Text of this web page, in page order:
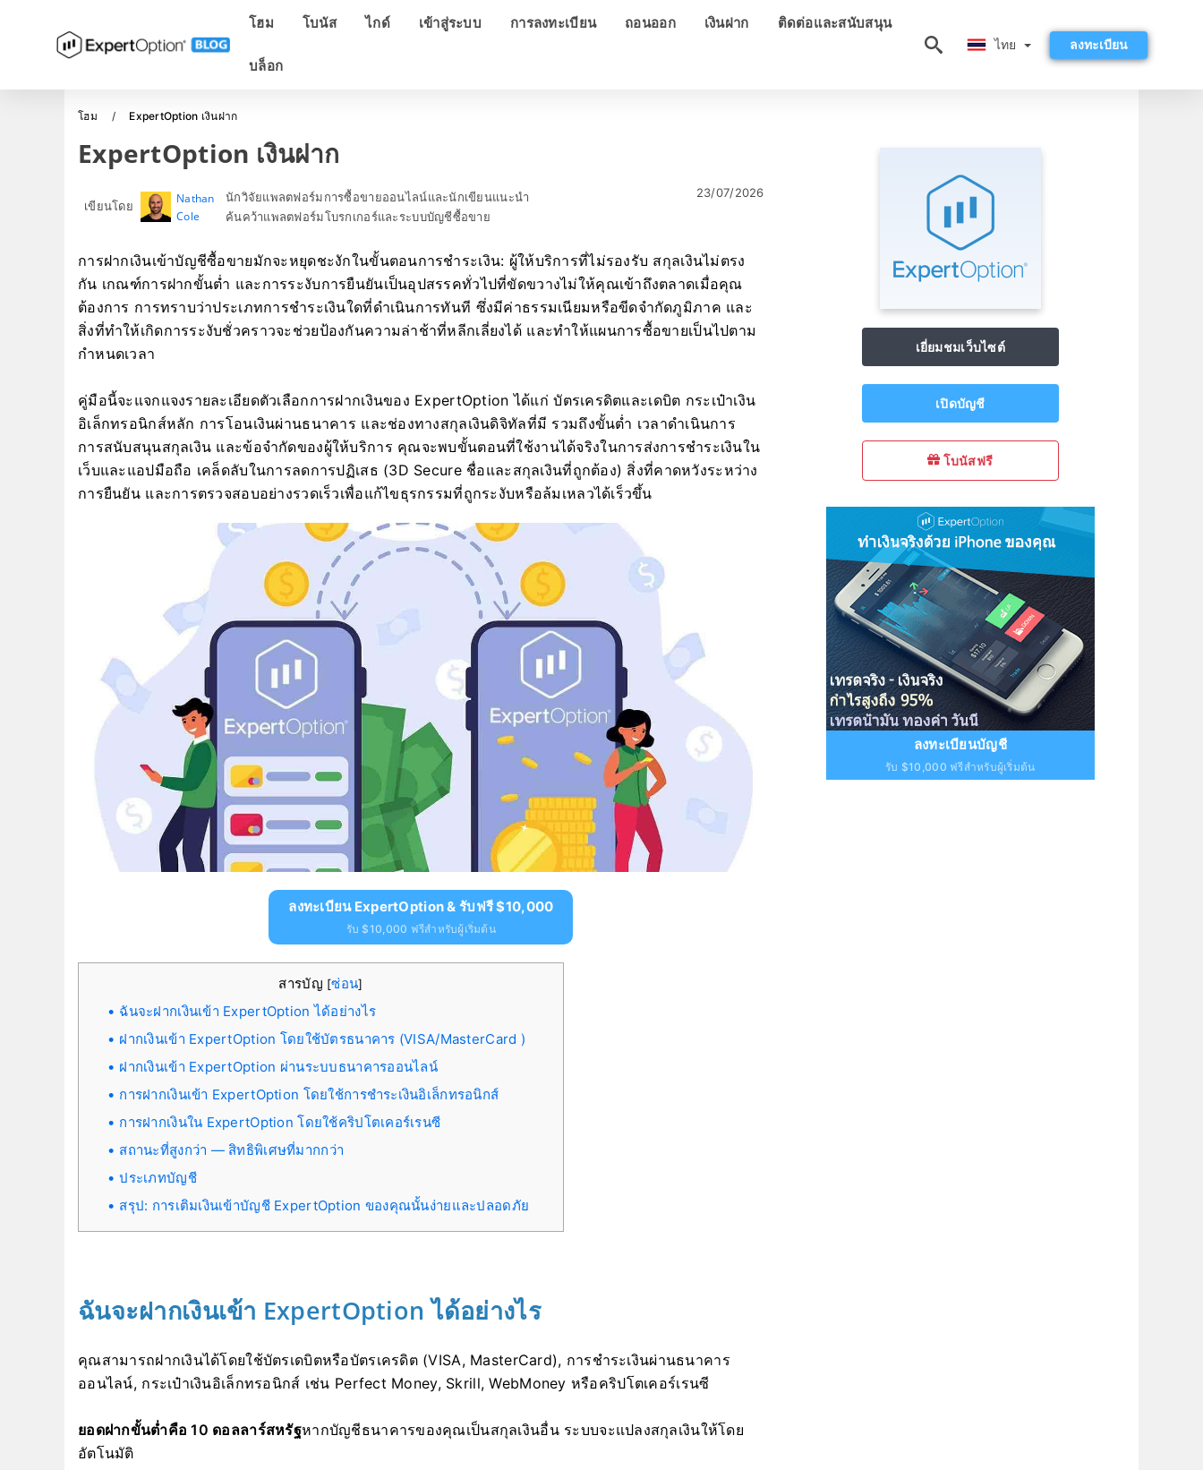
โฮม โบนัส ไกด์ เข้าสู่ระบบ การลงทะเบียน ถอนออก เงินฝาก ติดต่อและสนับสนุน
บล็อก
ไทย ลงทะเบียน
โฮม ExpertOption เงินฝาก
ExpertOption เงินฝาก
เขียนโดย
Nathan
Cole
นักวิจัยแพลตฟอร์มการซื้อขายออนไลน์และนักเขียนแนะนำ
ค้นคว้าแพลตฟอร์มโบรกเกอร์และระบบบัญชีซื้อขาย
23/07/2026
การฝากเงินเข้าบัญชีซื้อขายมักจะหยุดชะงักในขั้นตอนการชำระเงิน: ผู้ให้บริการที่ไม่รองรับ สกุลเงินไม่ตรง
กัน เกณฑ์การฝากขั้นต่ำ และการระงับการยืนยันเป็นอุปสรรคทั่วไปที่ขัดขวางไม่ให้คุณเข้าถึงตลาดเมื่อคุณ
ต้องการ การทราบว่าประเภทการชำระเงินใดที่ดำเนินการทันที ซึ่งมีค่าธรรมเนียมหรือขีดจำกัดภูมิภาค และ
สิ่งที่ทำให้เกิดการระงับชั่วคราวจะช่วยป้องกันความล่าช้าที่หลีกเลี่ยงได้ และทำให้แผนการซื้อขายเป็นไปตาม
กำหนดเวลา
คู่มือนี้จะแจกแจงรายละเอียดตัวเลือกการฝากเงินของ ExpertOption ได้แก่ บัตรเครดิตและเดบิต กระเป๋าเงิน
อิเล็กทรอนิกส์หลัก การโอนเงินผ่านธนาคาร และช่องทางสกุลเงินดิจิทัลที่มี รวมถึงขั้นต่ำ เวลาดำเนินการ
การสนับสนุนสกุลเงิน และข้อจำกัดของผู้ให้บริการ คุณจะพบขั้นตอนที่ใช้งานได้จริงในการส่งการชำระเงินใน
เว็บและแอปมือถือ เคล็ดลับในการลดการปฏิเสธ (3D Secure ชื่อและสกุลเงินที่ถูกต้อง) สิ่งที่คาดหวังระหว่าง
การยืนยัน และการตรวจสอบอย่างรวดเร็วเพื่อแก้ไขธุรกรรมที่ถูกระงับหรือล้มเหลวได้เร็วขึ้น
ลงทะเบียน ExpertOption & รับฟรี $10,000
รับ $10,000 ฟรีสำหรับผู้เริ่มต้น
สารบัญ [ซ่อน]
ฉันจะฝากเงินเข้า ExpertOption ได้อย่างไร
ฝากเงินเข้า ExpertOption โดยใช้บัตรธนาคาร (VISA/MasterCard )
ฝากเงินเข้า ExpertOption ผ่านระบบธนาคารออนไลน์
การฝากเงินเข้า ExpertOption โดยใช้การชำระเงินอิเล็กทรอนิกส์
การฝากเงินใน ExpertOption โดยใช้คริปโตเคอร์เรนซี
สถานะที่สูงกว่า — สิทธิพิเศษที่มากกว่า
ประเภทบัญชี
สรุป: การเติมเงินเข้าบัญชี ExpertOption ของคุณนั้นง่ายและปลอดภัย
ฉันจะฝากเงินเข้า ExpertOption ได้อย่างไร
คุณสามารถฝากเงินได้โดยใช้บัตรเดบิตหรือบัตรเครดิต (VISA, MasterCard), การชำระเงินผ่านธนาคาร
ออนไลน์, กระเป๋าเงินอิเล็กทรอนิกส์ เช่น Perfect Money, Skrill, WebMoney หรือคริปโตเคอร์เรนซี
ยอดฝากขั้นต่ำคือ 10 ดอลลาร์สหรัฐหากบัญชีธนาคารของคุณเป็นสกุลเงินอื่น ระบบจะแปลงสกุลเงินให้โดย
อัตโนมัติ
เยี่ยมชมเว็บไซต์
เปิดบัญชี
โบนัสฟรี
ลงทะเบียนบัญชี
รับ $10,000 ฟรีสำหรับผู้เริ่มต้น